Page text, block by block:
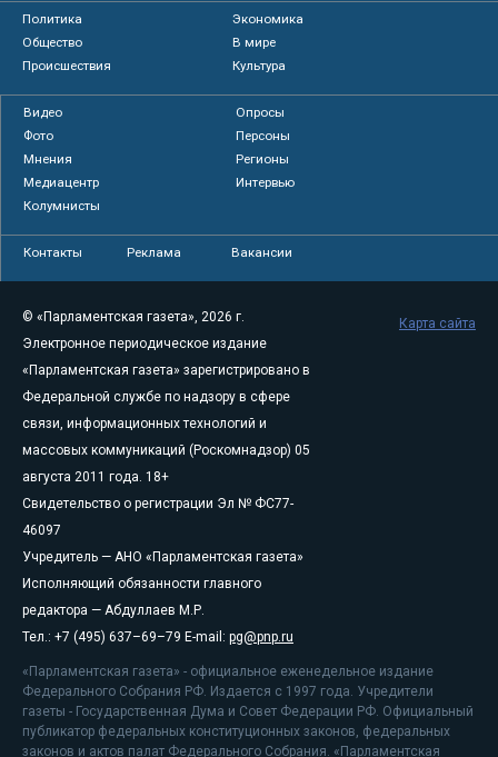
Политика
Экономика
Общество
В мире
Происшествия
Культура
Видео
Опросы
Фото
Персоны
Мнения
Регионы
Медиацентр
Интервью
Колумнисты
Контакты Реклама Вакансии
© «Парламентская газета», 2026 г.
Электронное периодическое издание
«Парламентская газета» зарегистрировано в
Федеральной службе по надзору в сфере
связи, информационных технологий и
массовых коммуникаций (Роскомнадзор) 05
августа 2011 года. 18+
Свидетельство о регистрации Эл № ФС77-
46097
Учредитель — АНО «Парламентская газета»
Исполняющий обязанности главного
редактора — Абдуллаев М.Р.
Тел.: +7 (495) 637–69–79 E-mail: pg@pnp.ru
«Парламентская газета» - официальное еженедельное издание
Федерального Собрания РФ. Издается с 1997 года. Учредители
газеты - Государственная Дума и Совет Федерации РФ. Официальный
публикатор федеральных конституционных законов, федеральных
законов и актов палат Федерального Собрания. «Парламентская
Карта сайта